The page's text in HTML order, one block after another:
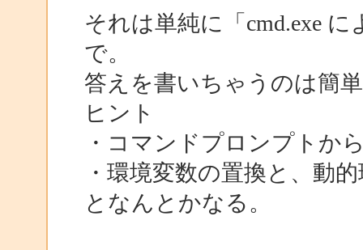
それは単純に「cmd.exe
で。
答えを書いちゃうのは簡
ヒント
・コマンドプロンプトか
・環境変数の置換と、動
となんとかなる。